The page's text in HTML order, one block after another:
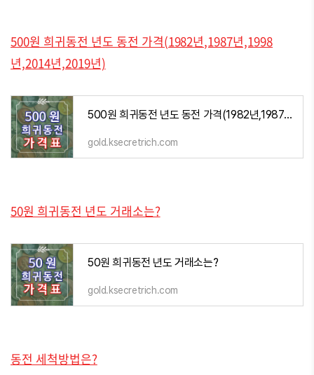
500원 희귀동전 년도 동전 가격(1982년,1987년,1998
년,2014년,2019년)
500원 희귀동전 년도 동전 가격(1982년,1987년,1998년,2014년,2019년)
gold.ksecretrich.com
50원 희귀동전 년도 거래소는?
50원 희귀동전 년도 거래소는?
gold.ksecretrich.com
동전 세척방법은?